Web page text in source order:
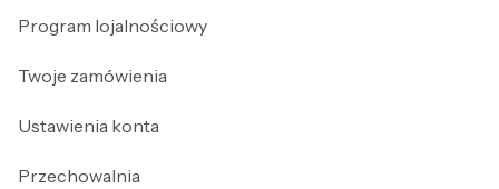
Program lojalnościowy
Twoje zamówienia
Ustawienia konta
Przechowalnia